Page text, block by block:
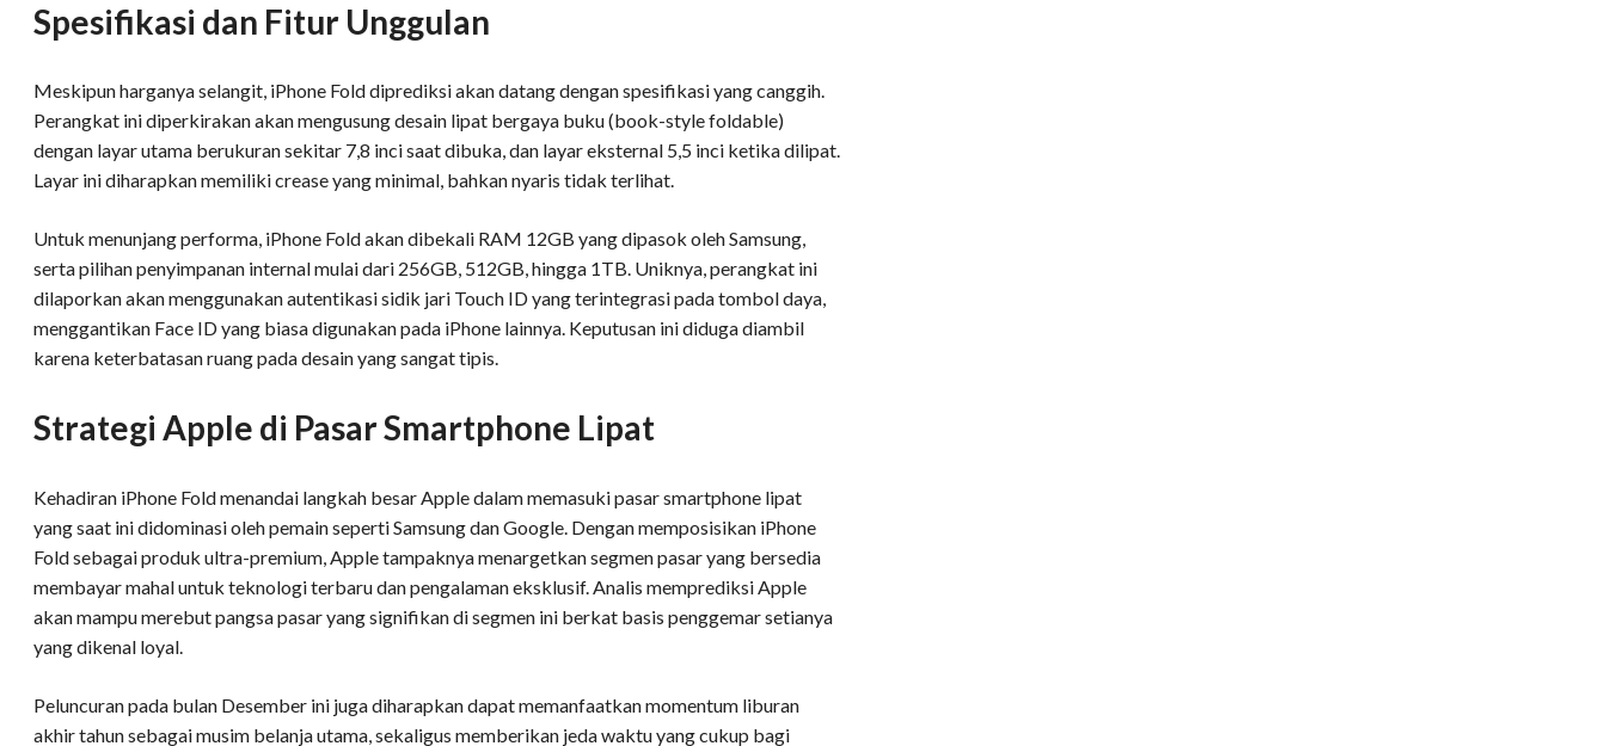
Spesifikasi dan Fitur Unggulan
Meskipun harganya selangit, iPhone Fold diprediksi akan datang dengan spesifikasi yang canggih.
Perangkat ini diperkirakan akan mengusung desain lipat bergaya buku (book-style foldable)
dengan layar utama berukuran sekitar 7,8 inci saat dibuka, dan layar eksternal 5,5 inci ketika dilipat.
Layar ini diharapkan memiliki crease yang minimal, bahkan nyaris tidak terlihat.
Untuk menunjang performa, iPhone Fold akan dibekali RAM 12GB yang dipasok oleh Samsung,
serta pilihan penyimpanan internal mulai dari 256GB, 512GB, hingga 1TB. Uniknya, perangkat ini
dilaporkan akan menggunakan autentikasi sidik jari Touch ID yang terintegrasi pada tombol daya,
menggantikan Face ID yang biasa digunakan pada iPhone lainnya. Keputusan ini diduga diambil
karena keterbatasan ruang pada desain yang sangat tipis.
Strategi Apple di Pasar Smartphone Lipat
Kehadiran iPhone Fold menandai langkah besar Apple dalam memasuki pasar smartphone lipat
yang saat ini didominasi oleh pemain seperti Samsung dan Google. Dengan memposisikan iPhone
Fold sebagai produk ultra-premium, Apple tampaknya menargetkan segmen pasar yang bersedia
membayar mahal untuk teknologi terbaru dan pengalaman eksklusif. Analis memprediksi Apple
akan mampu merebut pangsa pasar yang signifikan di segmen ini berkat basis penggemar setianya
yang dikenal loyal.
Peluncuran pada bulan Desember ini juga diharapkan dapat memanfaatkan momentum liburan
akhir tahun sebagai musim belanja utama, sekaligus memberikan jeda waktu yang cukup bagi